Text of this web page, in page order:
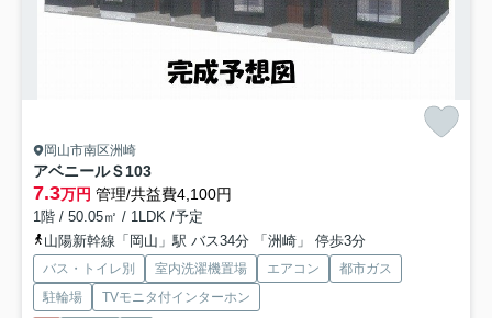
岡山市南区洲崎
アベニールＳ103
7.3万円 管理/共益費4,100円
1階 / 50.05㎡ / 1LDK /予定
山陽新幹線「岡山」駅 バス34分 「洲崎」 停歩3分
バス・トイレ別 室内洗濯機置場 エアコン
都市ガス
駐輪場
TVモニタ付インターホン